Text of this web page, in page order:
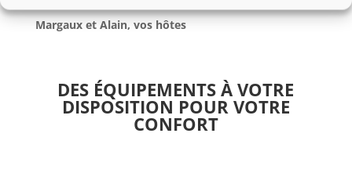
Margaux et Alain, vos hôtes
DES ÉQUIPEMENTS À VOTRE
DISPOSITION POUR VOTRE
CONFORT